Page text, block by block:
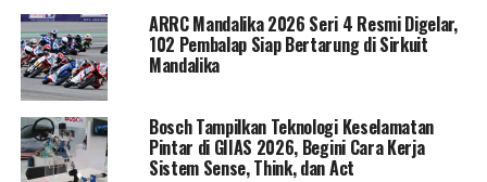
Suzuki Hayabusa 2026 kini dibekaliSuzuki Intelligent
Ride System (SIRS)
(Suzuki Drive Mode Selector Alpha)
memungkinkan pengendara memilih hingga lima mode
berkendara sesuai kondisi jalan dan gaya riding.
ARRC Mandalika 2026 Seri 4 Resmi Digelar,
102 Pembalap Siap Bertarung di Sirkuit
Mandalika
Bosch Tampilkan Teknologi Keselamatan
Pintar di GIIAS 2026, Begini Cara Kerja
Sistem Sense, Think, dan Act